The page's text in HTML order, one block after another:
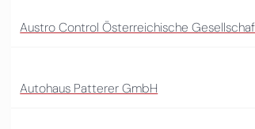
Austro Control Österreichische
Autohaus Patterer GmbH